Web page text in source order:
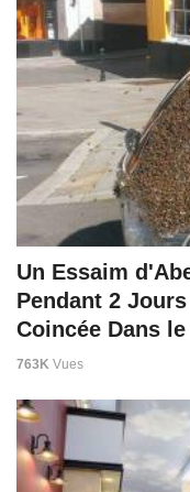
Un Essaim
Pendant 2
Coincée Dans
763K Vues